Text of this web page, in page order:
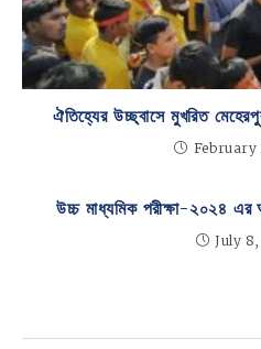
ঐতিহ্যের উচ্ছ্বাসে মুখরিত
February
উচ্চ মাধ্যমিক পরীক্ষা-২০২৪ এর
July